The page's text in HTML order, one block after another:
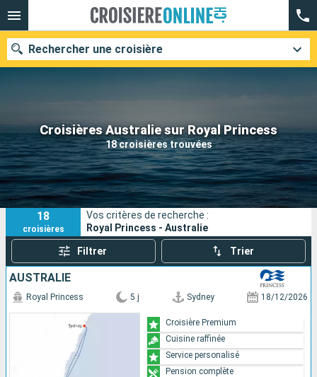
Croisières Australie sur Royal Princess
18 croisières trouvées
Rechercher une croisière
Nos destinations
Mois de départ
Ports Compagnies
Rechercher
18
croisières
Vos critères de recherche :
Royal Princess - Australie
Filtrer Trier
AUSTRALIE
Royal Princess 5 j Sydney 18/12/2026
Croisière Premium
Cuisine raffinée
Service personalisé
Pension complète